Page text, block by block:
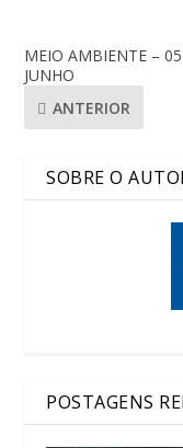
MEIO AMBIENTE –
JUNHO
ANTERIOR
SOBRE O
POSTAGENS